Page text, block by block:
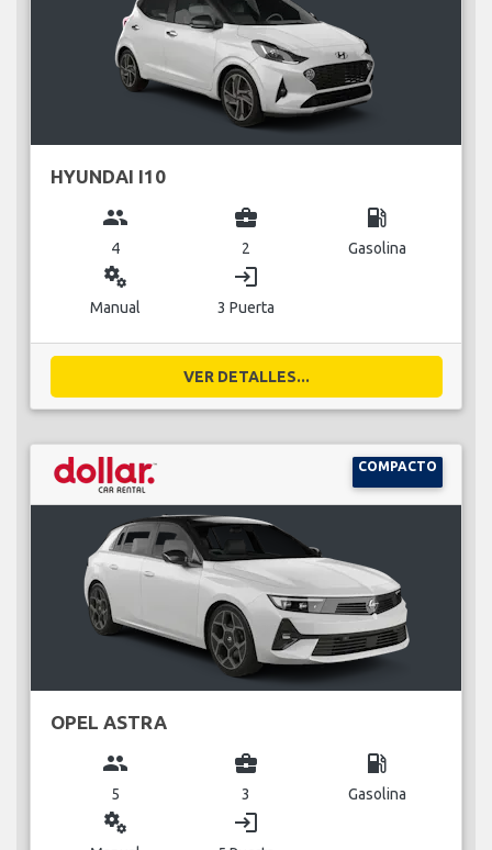
HYUNDAI I10
group
4
business_center
2
local_gas_station
Gasolina
miscellaneous_services
Manual
login
3 Puerta
VER DETALLES...
COMPACTO
OPEL ASTRA
group
5
business_center
3
local_gas_station
Gasolina
miscellaneous_services login